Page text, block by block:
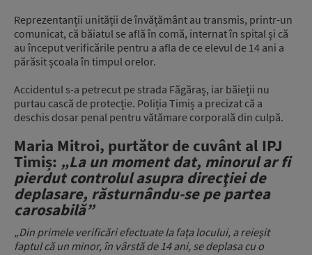
Reprezentanții unității de învățământ au transmis, printr-un
comunicat, că băiatul se află în comă, internat în spital și că
au început verificările pentru a afla de ce elevul de 14 ani a
părăsit școala în timpul orelor.
Accidentul s-a petrecut pe strada Făgăraș, iar băieții nu
purtau cască de protecție. Poliția Timiș a precizat că a
deschis dosar penal pentru vătămare corporală din culpă.
Maria Mitroi, purtător de cuvânt al IPJ
Timiș: „La un moment dat, minorul ar fi
pierdut controlul asupra direcţiei de
deplasare, răsturnându-se pe partea
carosabilă”
„Din primele verificări efectuate la faţa locului, a reieşit
faptul că un minor, în vârstă de 14 ani, se deplasa cu o